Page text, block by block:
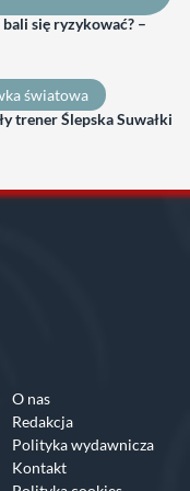
się ryzykować? –
światowa
trener Ślepska Suwałki
O nas
Redakcja
Polityka wydawnicza
Kontakt